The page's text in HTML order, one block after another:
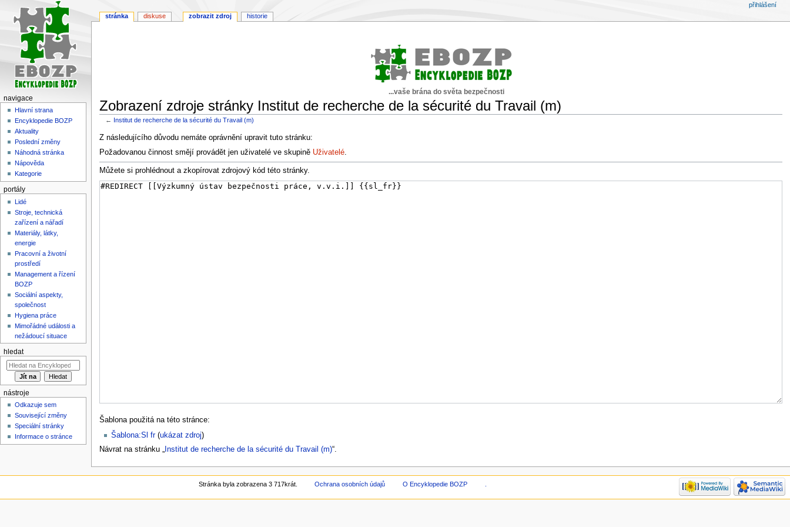
...vaše brána do světa bezpečnosti
Zobrazení zdroje stránky Institut de recherche de la sécurité du Travail (m)
← Institut de recherche de la sécurité du Travail (m)
Skočit
na
Skočit
na
Z následujícího důvodu nemáte oprávnění upravit tuto stránku:
Požadovanou činnost smějí provádět jen uživatelé ve skupině Uživatelé.
Můžete si prohlédnout a zkopírovat zdrojový kód této stránky.
Šablona použitá na této stránce:
Šablona:Sl fr(ukázat zdroj)
Návrat na stránku „
Institut de recherche de la sécurité du Travail (m)“.
stránka diskuse zobrazit zdroj historie
přihlášení
navigace
Hlavní strana
Encyklopedie BOZP
Aktuality
Poslední změny
Náhodná stránka
Nápověda
Kategorie
portály
Lidé
Stroje, technická
zařízení a nářadí
Materiály, látky,
energie
Pracovní a životní
prostředí
Management a řízení
BOZP
Sociální aspekty,
společnost
Hygiena práce
Mimořádné události a
nežádoucí situace
hledat
nástroje
Odkazuje sem
Související změny
Speciální stránky
Informace o stránce
Stránka byla zobrazena 3 717krát. Ochrana osobních údajů O Encyklopedie BOZP